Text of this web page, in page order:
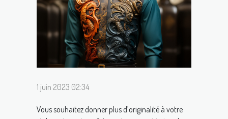
1 juin 2023 02:34
Vous souhaitez donner plus d’originalité à votre